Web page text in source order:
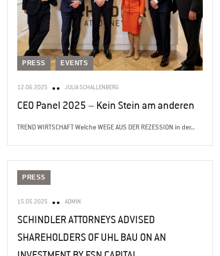
PRESS EVENTS
12.06.2025 JULIA SCHALLENBERG
CEO Panel 2025 – Kein Stein am anderen
TREND WIRTSCHAFT Welche WEGE AUS DER REZESSION in der...
PRESS
15.05.2025 ADMIN
SCHINDLER ATTORNEYS ADVISED
SHAREHOLDERS OF UHL BAU ON AN